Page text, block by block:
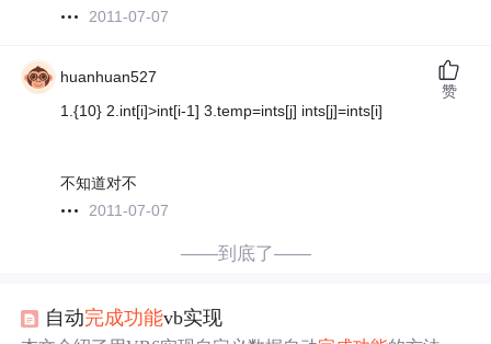
2011-07-07
huanhuan527
1.{10} 2.int[i]>int[i-1] 3.temp=ints[j] ints[j]=ints[i]
不知道对不
2011-07-07
赞
——到底了——
自动完成功能vb实现